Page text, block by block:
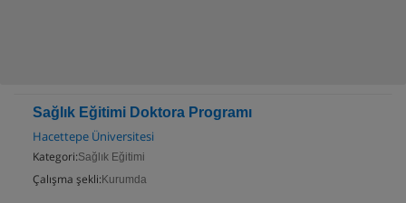
Sağlık Eğitimi Doktora Programı
Hacettepe Üniversitesi
Kategori:Sağlık Eğitimi
Çalışma şekli: Kurumda